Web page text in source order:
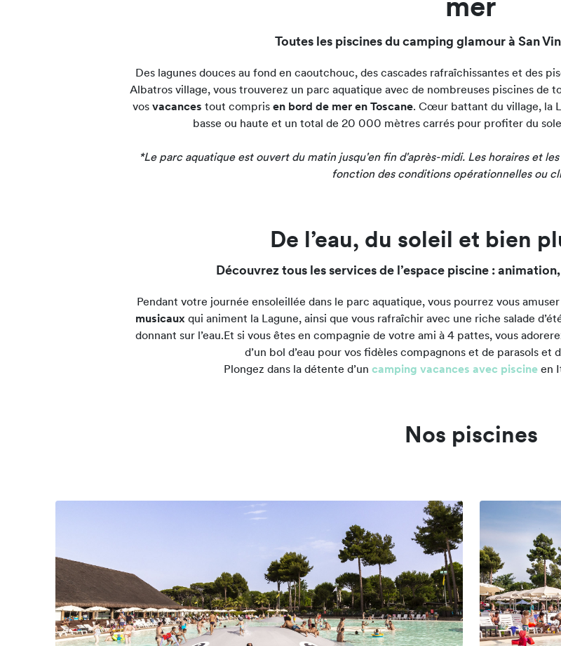
mer
Toutes les piscines du camping glamour à San
Des lagunes douces au fond en caoutchouc, des cascades rafraîchissantes et des
Albatros village, vous trouverez un parc aquatique avec de nombreuses piscines de
vosvacances tout comprisen bord de mer en Toscane. Cœur battant du village, la
basse ou haute et un total de 20 000 mètres carrés pour profiter du
*Le parc aquatique est ouvert du matin jusqu'en fin d'après-midi. Les horaires et
fonction des conditions opérationnelles ou
De l’eau, du soleil et bien
Découvrez tous les services de l’espace piscine :
Pendant votre journée ensoleillée dans le parc aquatique, vous pourrez vous
musicauxqui animent la Lagune, ainsi que vous rafraîchir avec une riche salade
donnant sur l’eau.Et si vous êtes en compagnie de votre ami à 4 pattes, vous
d’un bol d’eau pour vos fidèles compagnons et de parasols et
Plongez dans la détente d’un camping vacances avec piscineen
Nos piscines